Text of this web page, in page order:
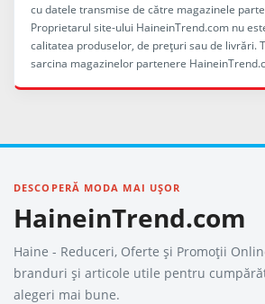
cu datele transmise de către magazinele
Proprietarul site-ului HaineinTrend.com nu
calitatea produselor, de preţuri sau de livrări.
sarcina magazinelor partenere
DESCOPERĂ MODA MAI UȘOR
HaineinTrend.com
Haine - Reduceri, Oferte şi Promoţii
branduri și articole utile pentru
alegeri mai bune.